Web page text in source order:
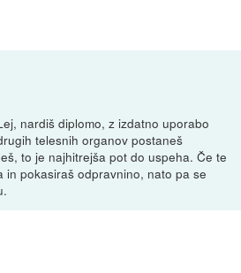
nardiš diplomo, z izdatno uporabo
telesnih organov postaneš
to je najhitrejša pot do uspeha. Če te
in pokasiraš odpravnino, nato pa se